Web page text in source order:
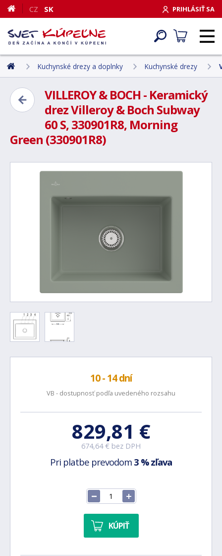
PRIHLÁSIŤ SA
CZ SK
Kuchynské drezy a doplnky Kuchynské drezy
VILLEROY & BOCH - Keramický
drez Villeroy & Boch Subway
60 S, 330901R8, Morning
Green (330901R8)
10 - 14 dní
VB - dostupnosť podľa uvedeného rozsahu
829,81 €
674,64 € bez DPH
Pri platbe prevodom 3 % zľava
KÚPIŤ